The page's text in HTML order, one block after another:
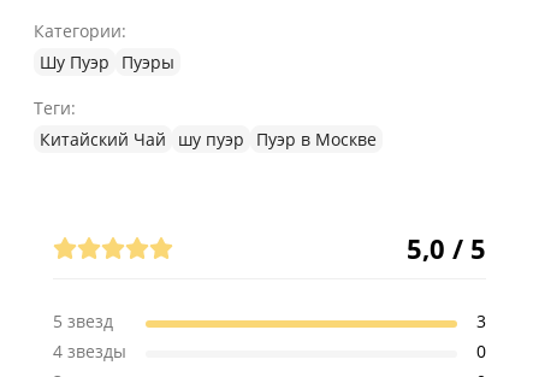
Категории:
Шу Пуэр
Пуэры
Теги:
Китайский Чай
шу пуэр Пуэр в Москве
Отзывы (3) 5,0 / 5
5 звезд
3
4 звезды
0